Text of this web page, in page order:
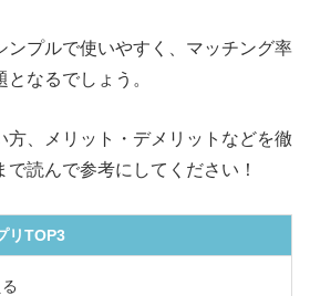
ンプルで使いやすく、マッチング率
なるでしょう。
、メリット・デメリットなどを徹
読んで参考にしてください！
リTOP3